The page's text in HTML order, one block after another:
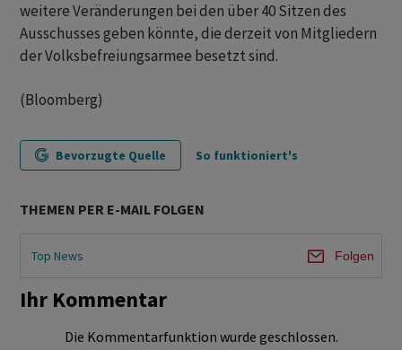
weitere Veränderungen bei den über 40 Sitzen des
Ausschusses geben könnte, die derzeit von Mitgliedern
der Volksbefreiungsarmee besetzt sind.
(Bloomberg)
Bevorzugte Quelle So funktioniert's
THEMEN PER E-MAIL FOLGEN
Top News Folgen
Ihr Kommentar
Die Kommentarfunktion wurde geschlossen.